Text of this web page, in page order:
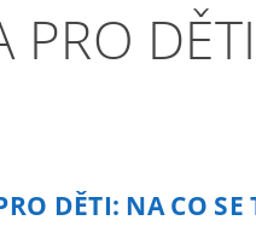
PRO DĚTI
DĚTI: NA CO SE